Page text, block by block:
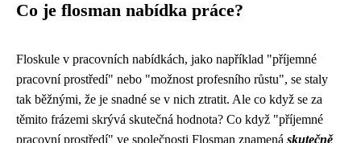
Co je flosman nabídka práce?
Floskule v pracovních nabídkách, jako například "příjemné
pracovní prostředí" nebo "možnost profesního růstu", se staly
tak běžnými, že je snadné se v nich ztratit. Ale co když se za
těmito frázemi skrývá skutečná hodnota? Co když "příjemné
pracovní prostředí" ve společnosti Flosman znamená skutečně